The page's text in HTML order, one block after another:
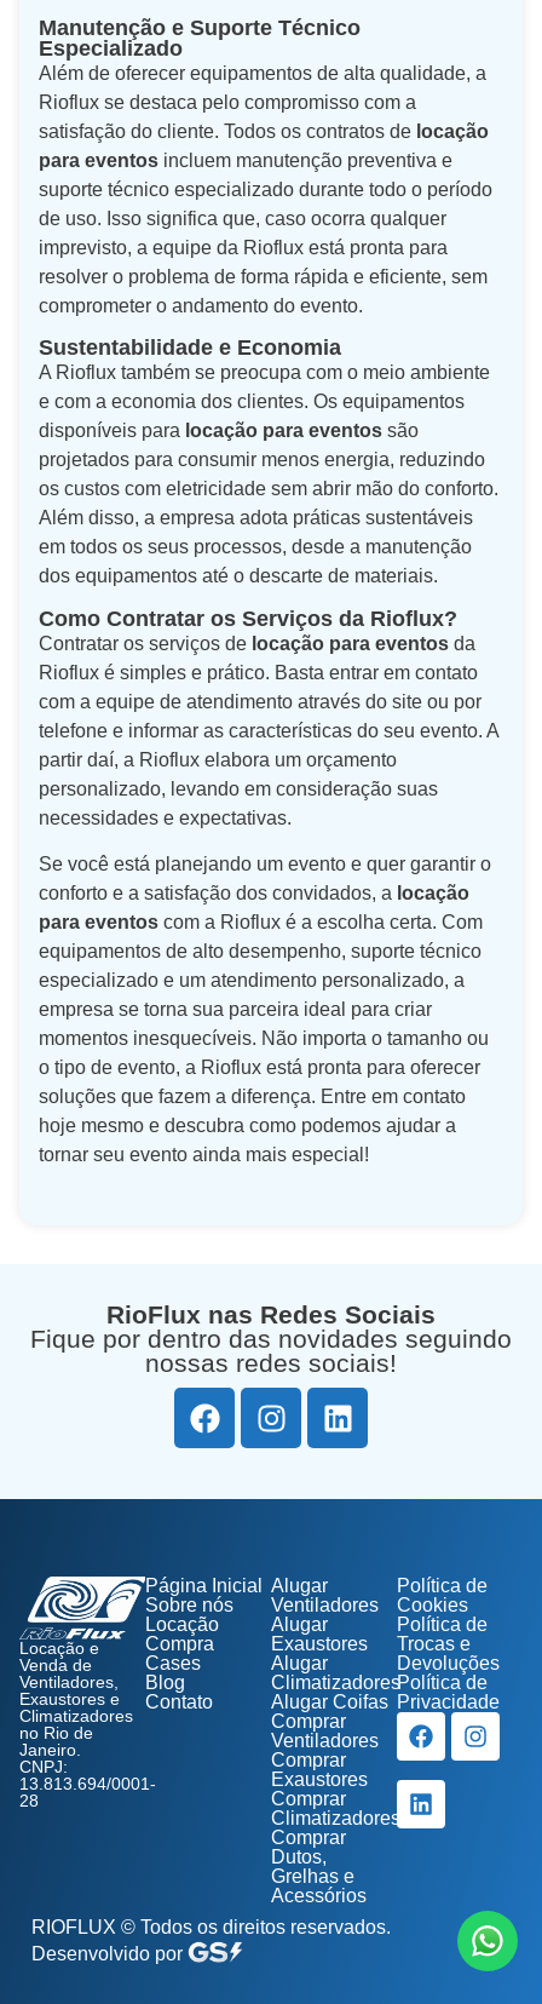
Manutenção e Suporte Técnico
Especializado
Além de oferecer equipamentos de alta qualidade, a
Rioflux se destaca pelo compromisso com a
satisfação do cliente. Todos os contratos de locação
para eventos incluem manutenção preventiva e
suporte técnico especializado durante todo o período
de uso. Isso significa que, caso ocorra qualquer
imprevisto, a equipe da Rioflux está pronta para
resolver o problema de forma rápida e eficiente, sem
comprometer o andamento do evento.
Sustentabilidade e Economia
A Rioflux também se preocupa com o meio ambiente
e com a economia dos clientes. Os equipamentos
disponíveis para locação para eventos são
projetados para consumir menos energia, reduzindo
os custos com eletricidade sem abrir mão do conforto.
Além disso, a empresa adota práticas sustentáveis
em todos os seus processos, desde a manutenção
dos equipamentos até o descarte de materiais.
Como Contratar os Serviços da Rioflux?
Contratar os serviços de locação para eventos da
Rioflux é simples e prático. Basta entrar em contato
com a equipe de atendimento através do site ou por
telefone e informar as características do seu evento. A
partir daí, a Rioflux elabora um orçamento
personalizado, levando em consideração suas
necessidades e expectativas.
Se você está planejando um evento e quer garantir o
conforto e a satisfação dos convidados, a locação
para eventos com a Rioflux é a escolha certa. Com
equipamentos de alto desempenho, suporte técnico
especializado e um atendimento personalizado, a
empresa se torna sua parceira ideal para criar
momentos inesquecíveis. Não importa o tamanho ou
o tipo de evento, a Rioflux está pronta para oferecer
soluções que fazem a diferença. Entre em contato
hoje mesmo e descubra como podemos ajudar a
tornar seu evento ainda mais especial!
RioFlux nas Redes Sociais
Fique por dentro das novidades seguindo
nossas redes sociais!
Locação e
Venda de
Ventiladores,
Exaustores e
Climatizadores
no Rio de
Janeiro.
CNPJ:
13.813.694/0001-
28
Página Inicial
Sobre nós
Locação
Compra
Cases
Blog
Contato
Alugar
Ventiladores
Alugar
Exaustores
Alugar
Climatizadores
Alugar Coifas
Comprar
Ventiladores
Comprar
Exaustores
Comprar
Climatizadores
Comprar
Dutos,
Grelhas e
Acessórios
Política de
Cookies
Política de
Trocas e
Devoluções
Política de
Privacidade
RIOFLUX © Todos os direitos reservados.
Desenvolvido por